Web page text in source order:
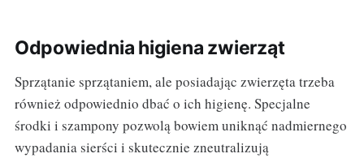
Odpowiednia higiena zwierząt
Sprzątanie sprzątaniem, ale posiadając zwierzęta trzeba
również odpowiednio dbać o ich higienę. Specjalne
środki i szampony pozwolą bowiem uniknąć nadmiernego
wypadania sierści i skutecznie zneutralizują